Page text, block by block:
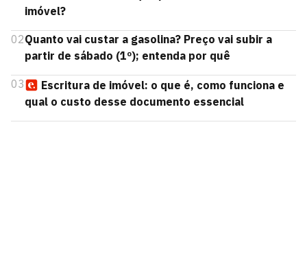
imóvel?
02Quanto vai custar a gasolina? Preço vai subir a
partir de sábado (1º); entenda por quê
03
Escritura de imóvel: o que é, como funciona e
qual o custo desse documento essencial